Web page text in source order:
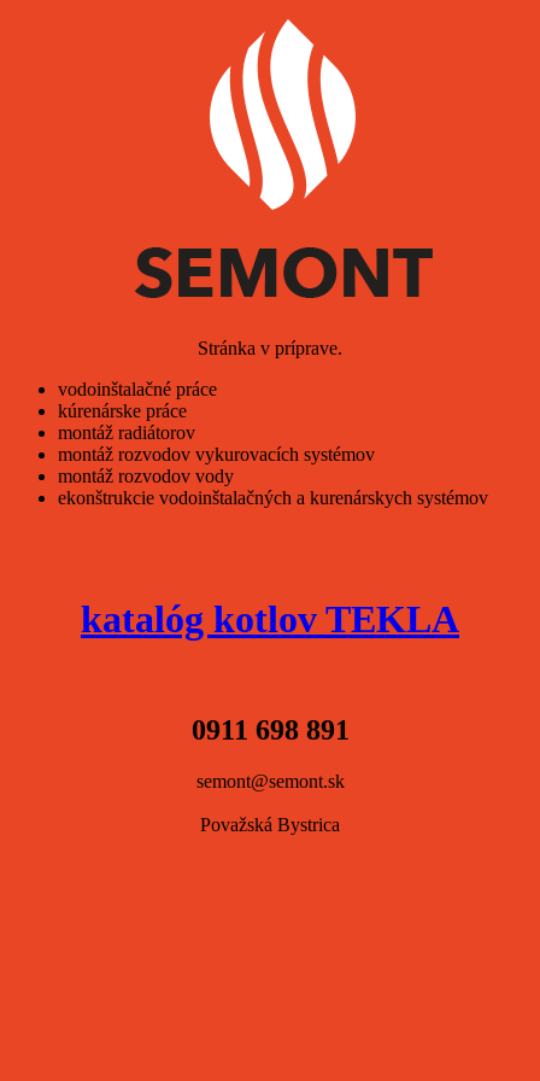
Stránka v príprave.
vodoinštalačné práce
kúrenárske práce
montáž radiátorov
montáž rozvodov vykurovacích systémov
montáž rozvodov vody
ekonštrukcie vodoinštalačných a kurenárskych systémov
katalóg kotlov TEKLA
0911 698 891
semont@semont.sk
Považská Bystrica